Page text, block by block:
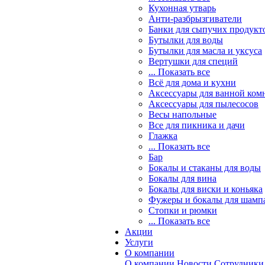
Кухонная утварь
Анти-разбрызгиватели
Банки для сыпучих
Бутылки для воды
Бутылки для масла и уксуса
Вертушки для специй
... Показать все
Всё для дома и кухни
Аксессуары для ванной
Аксессуары для пылесосов
Весы напольные
Все для пикника и дачи
Глажка
... Показать все
Бар
Бокалы и стаканы для воды
Бокалы для вина
Бокалы для виски и коньяка
Фужеры и бокалы для
Стопки и рюмки
... Показать все
Акции
Услуги
О компании